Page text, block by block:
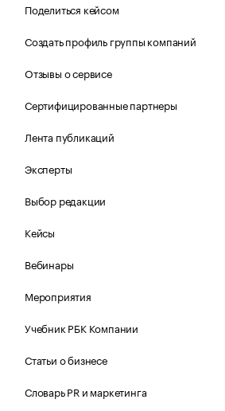
Поделиться кейсом
Создать профиль группы компаний
Отзывы о сервисе
Сертифицированные партнеры
Лента публикаций
Эксперты
Выбор редакции
Кейсы
Вебинары
Мероприятия
Учебник РБК Компании
Статьи о бизнесе
Словарь PR и маркетинга